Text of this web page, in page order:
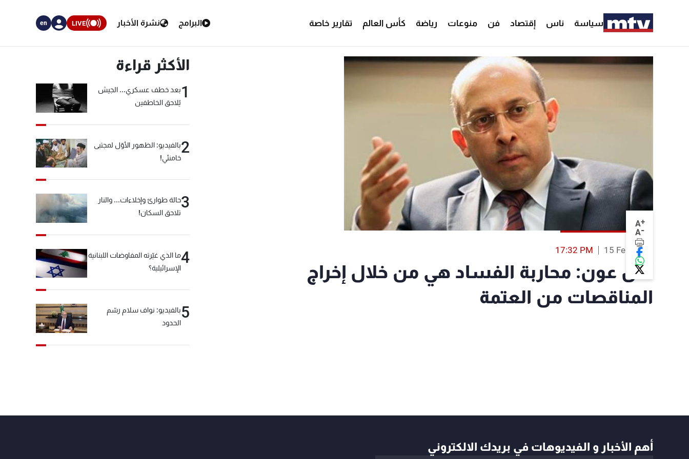
سياسة ناس إقتصاد فن منوعات رياضة كأس العالم تقارير خاصة البرامج نشرة الأخبار LIVE
en
A+
A-
15 Feb 2019
17:32 PM
آلان عون: محاربة الفساد هي من خلال إخراج
المناقصات من العتمة
الأكثر قراءة
1بعد خطف عسكري... الجيش
يُلاحق الخاطفين
2بالفيديو: الظهور الأوّل لمجتبى
خامنئي!
3حالة طوارئ وإخلاءات... والنار
تلاحق السكان!
4ما الذي غيّرته المفاوضات اللبنانية
الإسرائيلية؟
5بالفيديو: نواف سلام رسّم
الحدود
أهم الأخبار و الفيديوهات في بريدك الالكتروني